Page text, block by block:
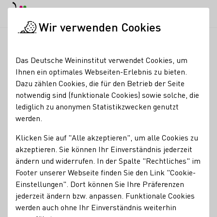
Weingut Mirjam
Schneider
Erzeugnisse
Perlwein / Secco Sekt Wein Traubensaft
Mitgliedschaften
Maxime Herkunft Rheinhessen e.V.
Services
Wir verwenden Cookies
Das Deutsche Weininstitut verwendet Cookies, um
Ihnen ein optimales Webseiten-Erlebnis zu bieten.
Dazu zählen Cookies, die für den Betrieb der Seite
notwendig sind (funktionale Cookies) sowie solche, die
lediglich zu anonymen Statistikzwecken genutzt
werden.
Klicken Sie auf "Alle akzeptieren", um alle Cookies zu
akzeptieren. Sie können Ihr Einverständnis jederzeit
ändern und widerrufen. In der Spalte "Rechtliches" im
Footer unserer Webseite finden Sie den Link "Cookie-
Einstellungen". Dort können Sie Ihre Präferenzen
jederzeit ändern bzw. anpassen. Funktionale Cookies
werden auch ohne Ihr Einverständnis weiterhin